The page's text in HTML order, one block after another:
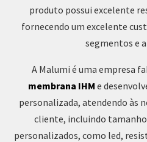
produto possui excelente
fornecendo um excelente
segmentos e
A Malumi é uma empresa
membrana IHM e
personalizada, atendendo às
cliente, incluindo
personalizados, como led,